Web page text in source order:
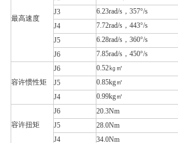
最高速度
J3
6.23rad/s，357°/s
J4
7.72rad/s，443°/s
J5
6.28rad/s，360°/s
J6
7.85rad/s，450°/s
容许惯性矩
J6
0.52㎏㎡
J5
0.85kg㎡
J4
0.99kg㎡
容许扭矩
J6
20.3Nm
J5
28.0Nm
J4
34.0Nm